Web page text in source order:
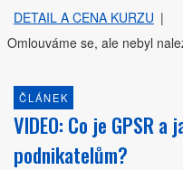
DETAIL A CENA KURZU |
Omlouváme se, ale nebyl
ČLÁNEK
VIDEO: Co je GPSR
podnikatelům?